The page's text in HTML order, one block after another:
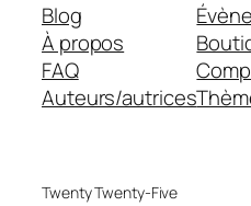
Blog
À propos
FAQ
Auteurs/autrices
Twenty Twenty-Five